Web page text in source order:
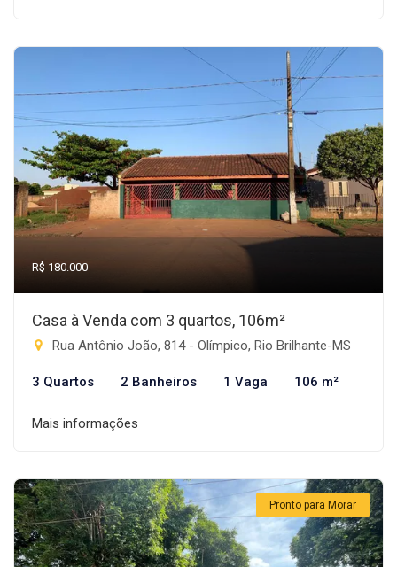
R$ 180.000
Casa à Venda com 3 quartos, 106m²
Rua Antônio João, 814 - Olímpico, Rio Brilhante-MS
3 Quartos 2 Banheiros 1 Vaga 106 m²
Mais informações
Pronto para Morar